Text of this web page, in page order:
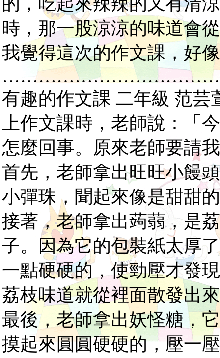
時，那一股涼涼的味道會
我覺得這次的作文課，好
有趣的作文課 二年級 范芸
上作文課時，老師說：「
怎麼回事。原來老師要請
首先，老師拿出旺旺小饅
小彈珠，聞起來像是甜甜
接著，老師拿出蒟蒻，是
子。因為它的包裝紙太厚
一點硬硬的，使勁壓才發
荔枝味道就從裡面散發出
最後，老師拿出妖怪糖，
摸起來圓圓硬硬的，壓一